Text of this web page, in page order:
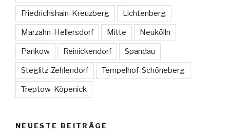
Friedrichshain-Kreuzberg Lichtenberg
Marzahn-Hellersdorf Mitte Neukölln
Pankow Reinickendorf Spandau
Steglitz-Zehlendorf Tempelhof-Schöneberg
Treptow-Köpenick
NEUESTE BEITRÄGE